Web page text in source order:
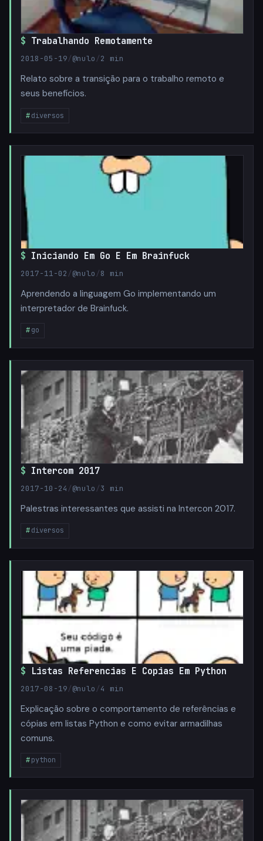
Trabalhando Remotamente
2018-05-19/@nulo /2 min
Relato sobre a transição para o trabalho remoto e
seus benefícios.
diversos
Iniciando Em Go E Em Brainfuck
2017-11-02 /@nulo /8 min
Aprendendo a linguagem Go implementando um
interpretador de Brainfuck.
go
Intercom 2017
2017-10-24 /@nulo /3 min
Palestras interessantes que assisti na Intercon 2017.
diversos
Listas Referencias E Copias Em Python
2017-08-19/@nulo /4 min
Explicação sobre o comportamento de referências e
cópias em listas Python e como evitar armadilhas
comuns.
python